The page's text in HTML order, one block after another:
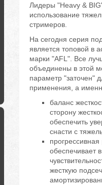
Лидеры "Heavy &
использование
стримеров.
На сегодня серия
является топовой в
марки "AFL". Все
объединены в этой
параметр "заточен"
применения, а
баланс
сторону
обеспечить
снасти с
обеспечивает
жесткую